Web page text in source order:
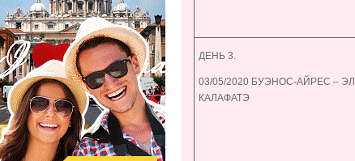
ДЕНЬ 3.
03/05/2020 БУЭНОС-АЙРЕС –
КАЛАФАТЭ